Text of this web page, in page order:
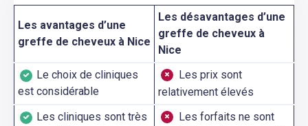
Les avantages d’une
greffe de cheveux à Nice
Les désavantages d’une
greffe de cheveux à
Nice
Le choix de cliniques
est considérable
Les prix sont
relativement élevés
Les cliniques sont très
Les forfaits ne sont